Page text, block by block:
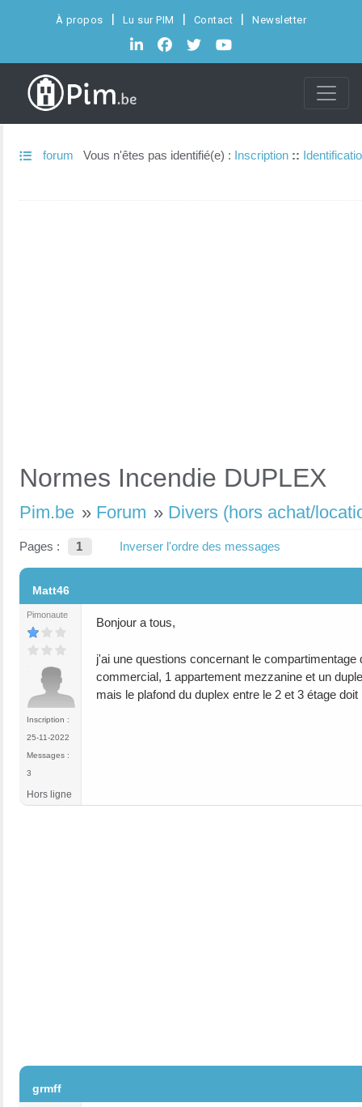
À propos Lu sur PIM Contact Newsletter
forum Vous n'êtes pas identifié(e) : Inscription ::
Normes Incendie DUPLEX
Pim.be » Forum » Divers (hors achat/
Pages : 1 Inverser l'ordre des messages
Matt46
Pimonaute
Inscription :
25-11-2022
Messages :
3
Bonjour a tous,
j'ai une questions concernant le
commercial, 1 appartement mezzanine et un
mais le plafond du duplex entre le 2 et 3 étage
Hors ligne
grmff